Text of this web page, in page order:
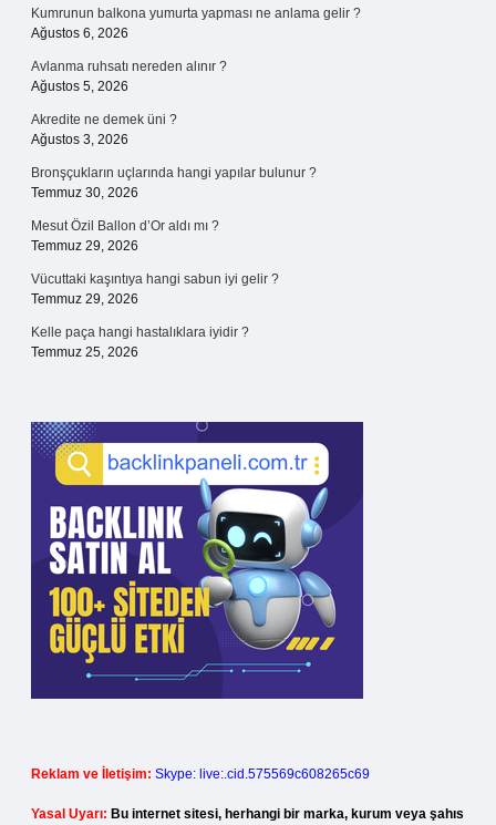
Kumrunun balkona yumurta yapması ne anlama gelir ?
Ağustos 6, 2026
Avlanma ruhsatı nereden alınır ?
Ağustos 5, 2026
Akredite ne demek üni ?
Ağustos 3, 2026
Bronşçukların uçlarında hangi yapılar bulunur ?
Temmuz 30, 2026
Mesut Özil Ballon d’Or aldı mı ?
Temmuz 29, 2026
Vücuttaki kaşıntıya hangi sabun iyi gelir ?
Temmuz 29, 2026
Kelle paça hangi hastalıklara iyidir ?
Temmuz 25, 2026
Reklam ve İletişim: Skype: live:.cid.575569c608265c69
Yasal Uyarı: Bu internet sitesi, herhangi bir marka, kurum veya şahıs